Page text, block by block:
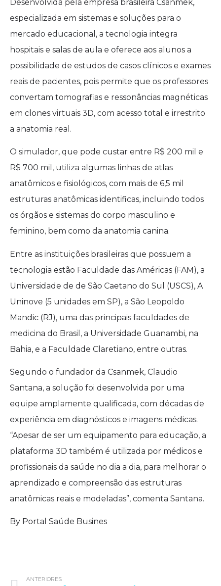
Desenvolvida pela empresa brasileira Csanmek,
especializada em sistemas e soluções para o
mercado educacional, a tecnologia integra
hospitais e salas de aula e oferece aos alunos a
possibilidade de estudos de casos clínicos e exames
reais de pacientes, pois permite que os professores
convertam tomografias e ressonâncias magnéticas
em clones virtuais 3D, com acesso total e irrestrito
a anatomia real.
O simulador, que pode custar entre R$ 200 mil e
R$ 700 mil, utiliza algumas linhas de atlas
anatômicos e fisiológicos, com mais de 6,5 mil
estruturas anatômicas identificas, incluindo todos
os órgãos e sistemas do corpo masculino e
feminino, bem como da anatomia canina.
Entre as instituições brasileiras que possuem a
tecnologia estão Faculdade das Américas (FAM), a
Universidade de de São Caetano do Sul (USCS), A
Uninove (5 unidades em SP), a São Leopoldo
Mandic (RJ), uma das principais faculdades de
medicina do Brasil, a Universidade Guanambi, na
Bahia, e a Faculdade Claretiano, entre outras.
Segundo o fundador da Csanmek, Claudio
Santana, a solução foi desenvolvida por uma
equipe amplamente qualificada, com décadas de
experiência em diagnósticos e imagens médicas.
“Apesar de ser um equipamento para educação, a
plataforma 3D também é utilizada por médicos e
profissionais da saúde no dia a dia, para melhorar o
aprendizado e compreensão das estruturas
anatômicas reais e modeladas”, comenta Santana.
By Portal Saúde Busines
ANTERIORES